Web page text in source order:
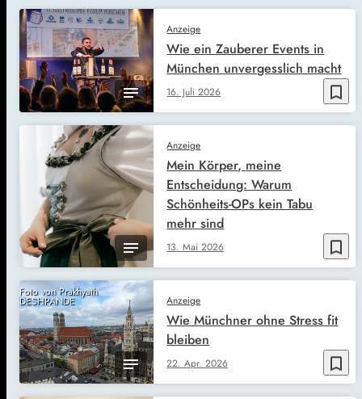
bookmark_border
Anzeige
16. Juli 2026
Wie ein Zauberer Events in
München unvergesslich macht
bookmark_border
Anzeige
13. Mai 2026
Mein Körper, meine
Entscheidung: Warum
Schönheits-OPs kein Tabu
mehr sind
Foto von Prakhyath
DESHPANDE
bookmark_border
Anzeige
22. Apr. 2026
Wie Münchner ohne Stress fit
bleiben